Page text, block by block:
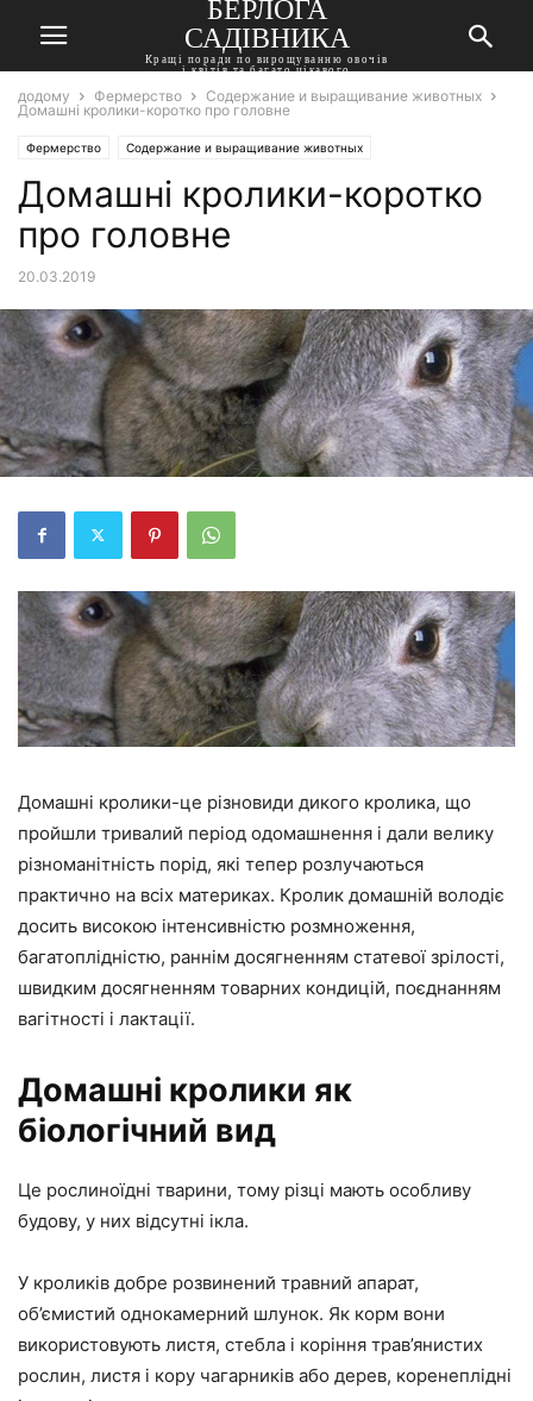
БЕРЛОГА
САДІВНИКА
Кращі поради по вирощуванню овочів
і квітів та багато цікавого
додому Фермерство
Содержание и выращивание животных
Домашні кролики-коротко про головне
Фермерство Содержание и выращивание животных
Домашні кролики-коротко
про головне
20.03.2019
Домашні кролики-це різновиди дикого кролика, що
пройшли тривалий період одомашнення і дали велику
різноманітність порід, які тепер розлучаються
практично на всіх материках. Кролик домашній володіє
досить високою інтенсивністю розмноження,
багатоплідністю, раннім досягненням статевої зрілості,
швидким досягненням товарних кондицій, поєднанням
вагітності і лактації.
Домашні кролики як
біологічний вид
Це рослиноїдні тварини, тому різці мають особливу
будову, у них відсутні ікла.
У кроликів добре розвинений травний апарат,
об’ємистий однокамерний шлунок. Як корм вони
використовують листя, стебла і коріння трав’янистих
рослин, листя і кору чагарників або дерев, коренеплідні